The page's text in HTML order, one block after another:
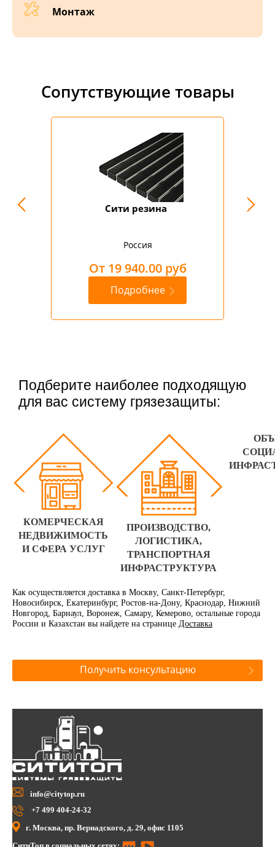
Монтаж
Сопутствующие товары
Сити резина
Россия
От 19 940.00 руб
Подробнее
Подберите наиболее подходящую
для вас систему грязезащиты:
КОМЕРЧЕСКАЯ
НЕДВИЖИМОСТЬ
И СФЕРА УСЛУГ
ПРОИЗВОДСТВО,
ЛОГИСТИКА,
ТРАНСПОРТНАЯ
ИНФРАСТРУКТУРА
Как осуществляется доставка в Москву, Санкт-Петербург,
Новосибирск, Екатеринбург, Ростов-на-Дону, Краснодар, Нижний
Новгород, Барнаул, Воронеж, Самару, Кемерово, остальные города
России и Казахстан вы найдете на странице Доставка
Получить консультацию
info@citytop.ru
+7 499 404-24-32
г. Москва, пр. Вернадского, д. 29, офис 1105